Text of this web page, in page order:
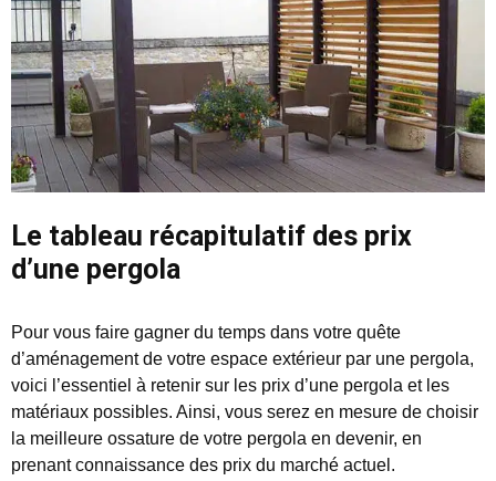
Le tableau récapitulatif des prix
d’une pergola
Pour vous faire gagner du temps dans votre quête
d’aménagement de votre espace extérieur par une pergola,
voici l’essentiel à retenir sur les prix d’une pergola et les
matériaux possibles. Ainsi, vous serez en mesure de choisir
la meilleure ossature de votre pergola en devenir, en
prenant connaissance des prix du marché actuel.